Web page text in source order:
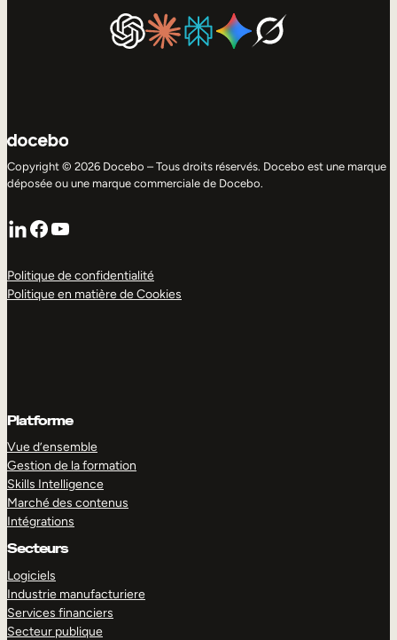
Copyright © 2026 Docebo – Tous droits réservés. Docebo est une marque
déposée ou une marque commerciale de Docebo.
LinkedIn
Facebook
YouTube
Politique de confidentialité
Politique en matière de Cookies
Platforme
Vue d’ensemble
Gestion de la formation
Skills Intelligence
Marché des contenus
Intégrations
Secteurs
Logiciels
Industrie manufacturiere
Services financiers
Secteur publique